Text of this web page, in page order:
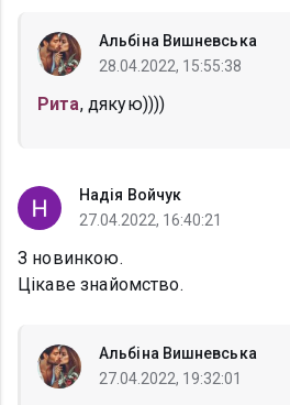
Альбіна Вишневська
28.04.2022, 15:55:38
Рита, дякую))))
Надія Войчук
27.04.2022, 16:40:21
З новинкою.
Цікаве знайомство.
Альбіна Вишневська
27.04.2022, 19:32:01